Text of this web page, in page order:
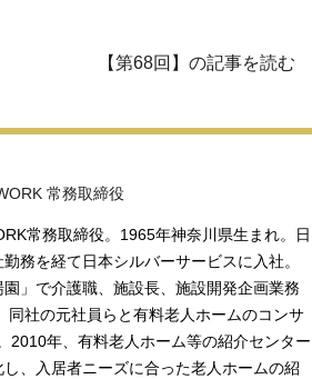
【第68回】の記事を読む
常務取締役
常務取締役。1965年神奈川県生まれ。日
務を経て日本シルバーサービスに入社。
」で介護職、施設長、施設開発企画業務
同社の元社員らと有料老人ホームのコンサ
2010年、有料老人ホーム等の紹介センター
、入居者ニーズに合った老人ホームの紹